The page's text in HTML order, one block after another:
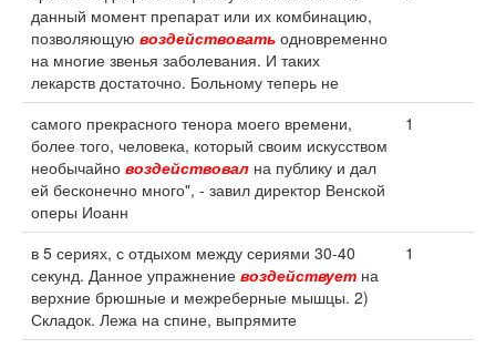
данный момент препарат или их комбинацию,
позволяющую воздействовать одновременно
на многие звенья заболевания. И таких
лекарств достаточно. Больному теперь не
самого прекрасного тенора моего времени,
более того, человека, который своим искусством
необычайно воздействовал на публику и дал
ей бесконечно много", - завил директор Венской
оперы Иоанн
1
в 5 сериях, с отдыхом между сериями 30-40
секунд. Данное упражнение воздействует на
верхние брюшные и межреберные мышцы. 2)
Складок. Лежа на спине, выпрямите
1